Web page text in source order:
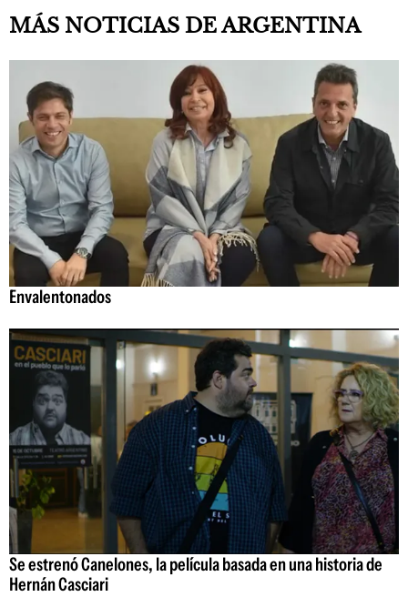
MÁS NOTICIAS DE ARGENTINA
Envalentonados
Se estrenó Canelones, la película basada en una historia de
Hernán Casciari